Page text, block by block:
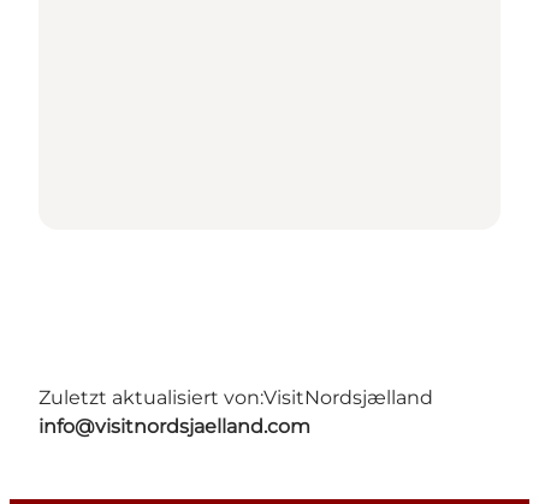
Zuletzt aktualisiert von:VisitNordsjælland
info@visitnordsjaelland.com